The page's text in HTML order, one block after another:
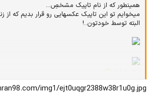
همینطور که از نام تاپیک مشخصِ...
میخوایم تو این تاپیک عکسهایی رو قرار بدیم که
البته توسط خودتون..!
img1/ejt0uqgr2388w38r1u0g.jpg